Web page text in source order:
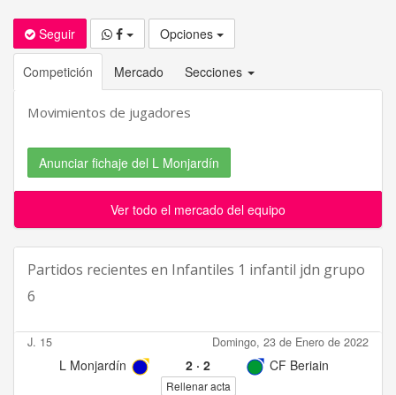
Seguir Opciones
Competición Mercado Secciones
Movimientos de jugadores
Anunciar fichaje del L Monjardín
Ver todo el mercado del equipo
Partidos recientes en Infantiles 1 infantil jdn grupo
6
J. 15 Domingo, 23 de Enero de 2022
L Monjardín 2· 2 CF Beriain
Rellenar acta